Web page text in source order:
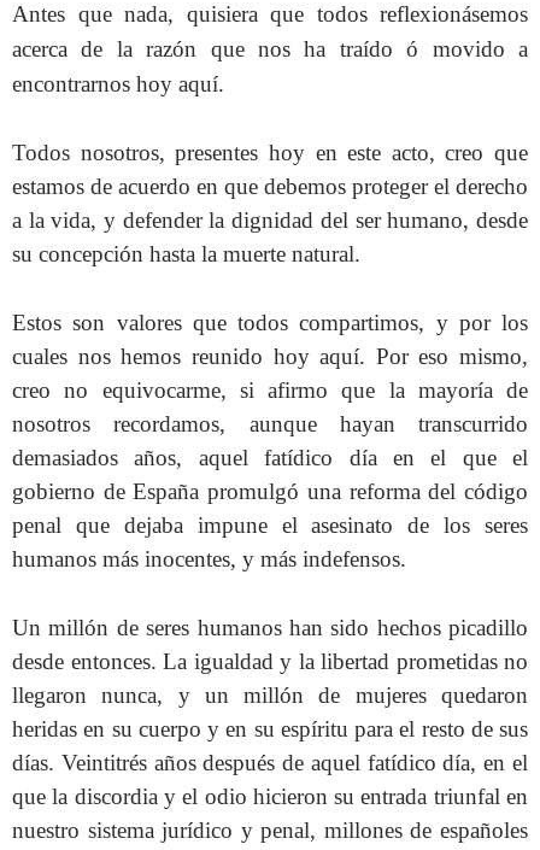
Antes que nada, quisiera que todos reflexionásemos
acerca de la razón que nos ha traído ó movido a
encontrarnos hoy aquí.
Todos nosotros, presentes hoy en este acto, creo que
estamos de acuerdo en que debemos proteger el derecho
a la vida, y defender la dignidad del ser humano, desde
su concepción hasta la muerte natural.
Estos son valores que todos compartimos, y por los
cuales nos hemos reunido hoy aquí. Por eso mismo,
creo no equivocarme, si afirmo que la mayoría de
nosotros recordamos, aunque hayan transcurrido
demasiados años, aquel fatídico día en el que el
gobierno de España promulgó una reforma del código
penal que dejaba impune el asesinato de los seres
humanos más inocentes, y más indefensos.
Un millón de seres humanos han sido hechos picadillo
desde entonces. La igualdad y la libertad prometidas no
llegaron nunca, y un millón de mujeres quedaron
heridas en su cuerpo y en su espíritu para el resto de sus
días. Veintitrés años después de aquel fatídico día, en el
quela discordia y el odio hicieron su entrada triunfal en
nuestro sistema jurídico y penal, millones de españoles